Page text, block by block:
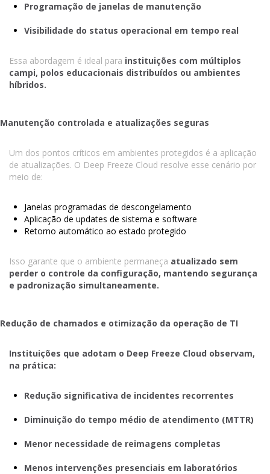
Programação de janelas de manutenção
Visibilidade do status operacional em tempo real
Essa abordagem é ideal para instituições com múltiplos
campi, polos educacionais distribuídos ou ambientes
híbridos.
Manutenção controlada e atualizações seguras
Um dos pontos críticos em ambientes protegidos é a aplicação
de atualizações. O Deep Freeze Cloud resolve esse cenário por
meio de:
Janelas programadas de descongelamento
Aplicação de updates de sistema e software
Retorno automático ao estado protegido
Isso garante que o ambiente permaneça atualizado sem
perder o controle da configuração, mantendo segurança
e padronização simultaneamente.
Redução de chamados e otimização da operação de TI
Instituições que adotam o Deep Freeze Cloud observam,
na prática:
Redução significativa de incidentes recorrentes
Diminuição do tempo médio de atendimento (MTTR)
Menor necessidade de reimagens completas
Menos intervenções presenciais em laboratórios